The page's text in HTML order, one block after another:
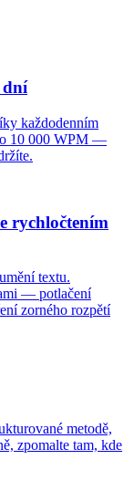
dní
každodenním
o 10 000 WPM —
rychločtením
textu.
— potlačení
zorného rozpětí
metodě,
zpomalte tam, kde